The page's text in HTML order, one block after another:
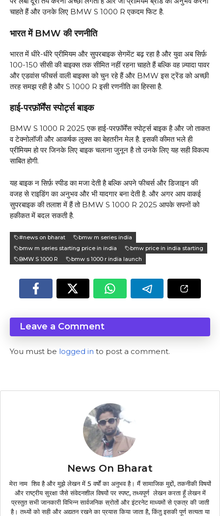
चाहते हैं और उनके लिए BMW S 1000 R एकदम फिट है.
भारत में BMW की रणनीति
भारत में धीरे-धीरे प्रीमियम और सुपरबाइक सेगमेंट बढ़ रहा है और युवा अब सिर्फ़
100-150 सीसी की बाइक्स तक सीमित नहीं रहना चाहते हैं बल्कि वह ज़्यादा पावर
और एडवांस फीचर्स वाली बाइक्स को चुन रहे हैं और BMW इस ट्रेंड को अच्छी
तरह समझ रही है और S 1000 R इसी रणनीति का हिस्सा है.
हाई-परफ़ॉर्मेंस स्पोर्ट्स बाइक
BMW S 1000 R 2025 एक हाई-परफ़ॉर्मेंस स्पोर्ट्स बाइक है और जो ताकत
व टेक्नोलॉजी और आकर्षक लुक्स का बेहतरीन मेल है. इसकी कीमत भले ही
प्रीमियम हो पर जिनके लिए बाइक चलाना जुनून है तो उनके लिए यह सही विकल्प
साबित होगी.
यह बाइक न सिर्फ़ स्पीड का मजा देती है बल्कि अपने फीचर्स और डिजाइन की
वजह से राइडिंग का अनुभव और भी यादगार बना देती है. और अगर आप वाकई
सुपरबाइक की तलाश में हैं तो BMW S 1000 R 2025 आपके सपनों को
हकीकत में बदल सकती है.
#news on bharat
bmw m series india
bmw m series starting price in india
bmw price in india starting
BMW S 1000 R
bmw s 1000 r india launch
Leave a Comment
You must be logged in to post a comment.
News On Bharat
मेरा नाम शिव है और मुझे लेखन में 5 वर्षों का अनुभव है। मैं सामाजिक मुद्दों, तकनीकी विषयों
और राष्ट्रीय सुरक्षा जैसे संवेदनशील विषयों पर स्पष्ट, तथ्यपूर्ण लेखन करता हूँ लेखन में
प्रस्तुत सभी जानकारी विभिन्न सार्वजनिक स्रोतों और इंटरनेट माध्यमों से एकत्र की जाती
है। तथ्यों को सही और अद्यतन रखने का प्रयास किया जाता है, किंतु इसकी पूर्ण सत्यता या